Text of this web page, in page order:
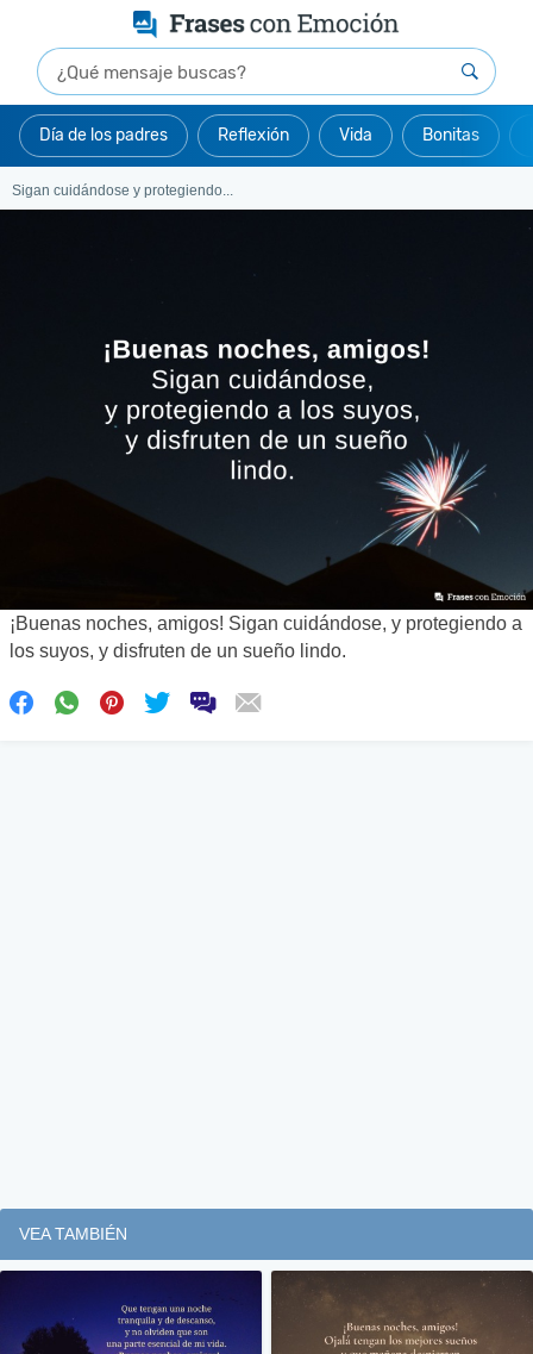
Día de los padres Reflexión Vida Bonitas
Sigan cuidándose y protegiendo...
¡Buenas noches, amigos! Sigan cuidándose, y protegiendo a
los suyos, y disfruten de un sueño lindo.
VEA TAMBIÉN